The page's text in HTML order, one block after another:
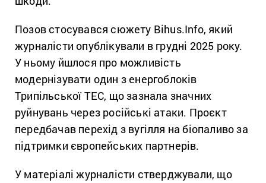
Позов стосувався сюжету Bihus.Info, який
журналісти опублікували в грудні 2025 року.
У ньому йшлося про можливість
модернізувати один з енергоблоків
Трипільської ТЕС, що зазнала значних
руйнувань через російські атаки. Проєкт
передбачав перехід з вугілля на біопаливо за
підтримки європейських партнерів.
У матеріалі журналісти стверджували, що